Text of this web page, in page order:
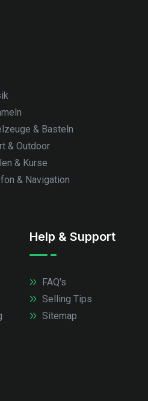
& Basteln
& Outdoor
& Kurse
& Navigation
Help & Support
FAQ's
Selling Tips
Sitemap